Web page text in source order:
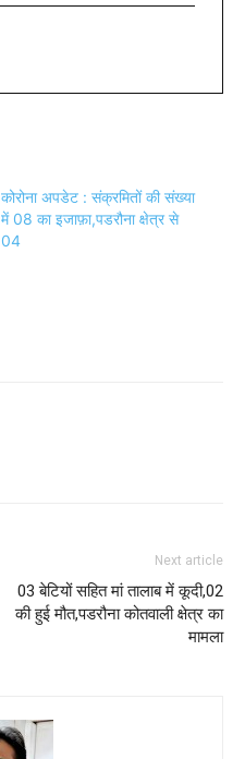
कोरोना अपडेट : संक्रमितों की संख्या
में 08 का इजाफ़ा,पडरौना क्षेत्र से
04
Next article
03 बेटियों सहित मां तालाब में कूदी,02
की हुई मौत,पडरौना कोतवाली क्षेत्र का
मामला